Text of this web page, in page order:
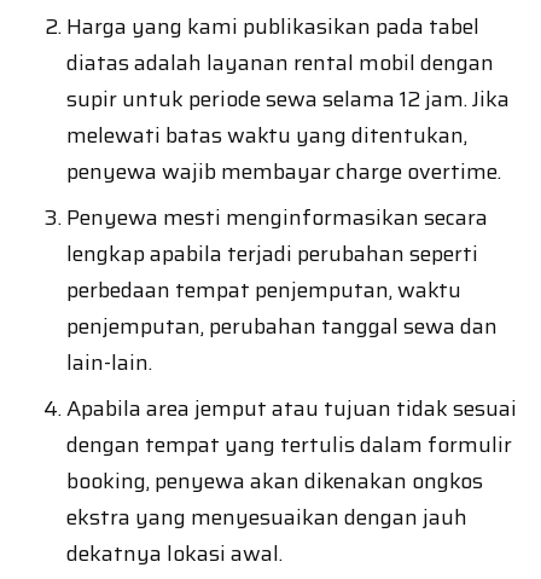
Harga yang kami publikasikan pada tabel
diatas adalah layanan rental mobil dengan
supir untuk periode sewa selama 12 jam. Jika
melewati batas waktu yang ditentukan,
penyewa wajib membayar charge overtime.
Penyewa mesti menginformasikan secara
lengkap apabila terjadi perubahan seperti
perbedaan tempat penjemputan, waktu
penjemputan, perubahan tanggal sewa dan
lain-lain.
Apabila area jemput atau tujuan tidak sesuai
dengan tempat yang tertulis dalam formulir
booking, penyewa akan dikenakan ongkos
ekstra yang menyesuaikan dengan jauh
dekatnya lokasi awal.